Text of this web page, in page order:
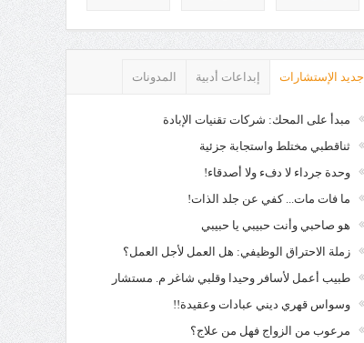
جديد الإستشارات إبداعات أدبية المدونات
مبدأ على المحك: شركات تقنيات الإبادة
ثناقطبي مختلط واستجابة جزئية
وحدة جرداء لا دفء ولا أصدقاء!
ما فات مات... كفي عن جلد الذات!
هو صاحبي وأنت حبيبي يا حبيبي
زملة الاحتراق الوظيفي: هل العمل لأجل العمل؟
طبيب أعمل لأسافر وحيدا وقلبي شاغر م. مستشار
وسواس قهري ديني عبادات وعقيدة!!
مرعوب من الزواج فهل من علاج؟